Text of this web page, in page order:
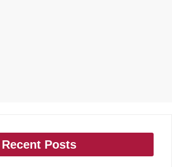
Recent Posts